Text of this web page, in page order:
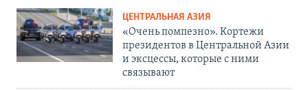
ЦЕНТРАЛЬНАЯ АЗИЯ
«Очень помпезно». Кортежи
президентов в Центральной Азии
и эксцессы, которые с ними
связывают